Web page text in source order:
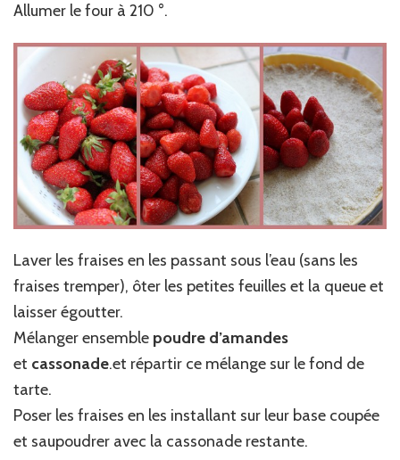
Allumer le four à 210 °.
Laver les fraises en les passant sous l’eau (sans les
fraises tremper), ôter les petites feuilles et la queue et
laisser égoutter.
Mélanger ensemble poudre d’amandes
et cassonade.et répartir ce mélange sur le fond de
tarte.
Poser les fraises en les installant sur leur base coupée
et saupoudrer avec la cassonade restante.